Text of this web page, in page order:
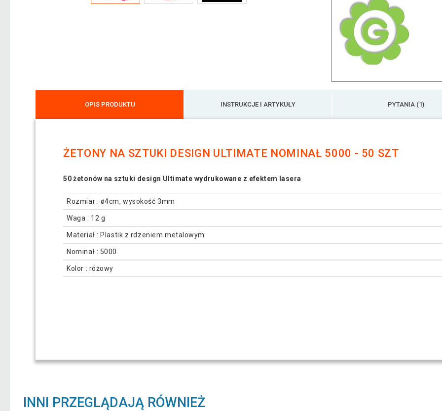
OPIS PRODUKTU INSTRUKCJE I ARTYKUŁY PYTANIA (1)
ŻETONY NA SZTUKI DESIGN ULTIMATE NOMINAŁ 5000 - 50 SZT
50 żetonów na sztuki design Ultimate wydrukowane z efektem lasera
Rozmiar : ø4cm, wysokość 3mm
Waga : 12 g
Materiał : Plastik z rdzeniem metalowym
Nominał : 5000
Kolor : różowy
INNI PRZEGLĄDAJĄ RÓWNIEŻ